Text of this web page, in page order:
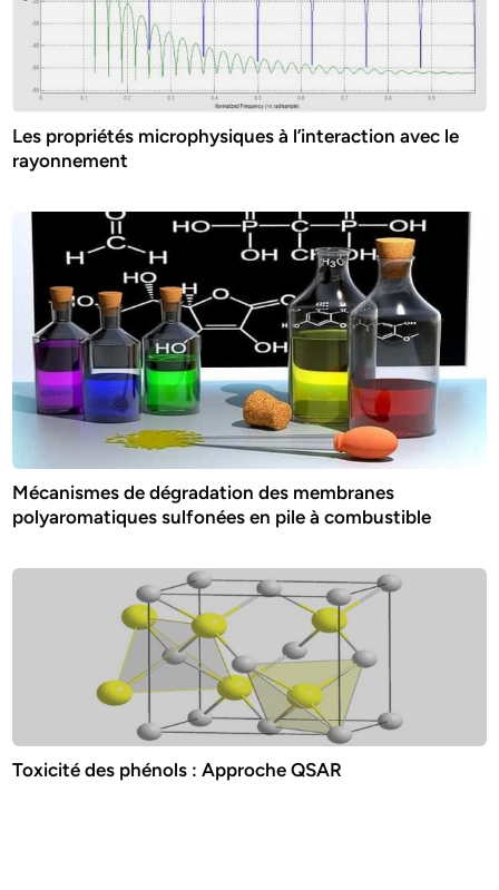
Les propriétés microphysiques à l’interaction avec le
rayonnement
Mécanismes de dégradation des membranes
polyaromatiques sulfonées en pile à combustible
Toxicité des phénols : Approche QSAR